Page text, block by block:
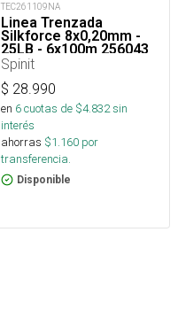
TEC261109NA
Linea Trenzada
Silkforce 8x0,20mm -
25LB - 6x100m 256043
Spinit
$ 28.990
en 6cuotas de $4.832sin
interés
ahorras $1.160 por
transferencia.
Disponible